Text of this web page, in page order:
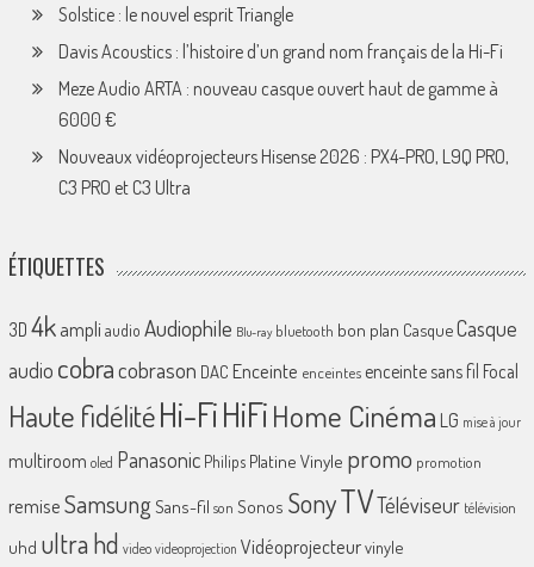
Solstice : le nouvel esprit Triangle
Davis Acoustics : l’histoire d’un grand nom français de la Hi-Fi
Meze Audio ARTA : nouveau casque ouvert haut de gamme à
6000 €
Nouveaux vidéoprojecteurs Hisense 2026 : PX4-PRO, L9Q PRO,
C3 PRO et C3 Ultra
ÉTIQUETTES
3D 4k ampliaudio Audiophile Blu-ray bluetooth bon plan CasqueCasque
audio cobracobrason DAC Enceinte enceintes enceinte sans fil Focal
Haute fidélitéHi-FiHiFiHome Cinéma LG mise à jour
multiroom oled Panasonic Philips Platine Vinyle promo promotion
remiseSamsungSans-fil son Sonos SonyTVTéléviseur télévision
uhd ultra hd video videoprojection Vidéoprojecteurvinyle